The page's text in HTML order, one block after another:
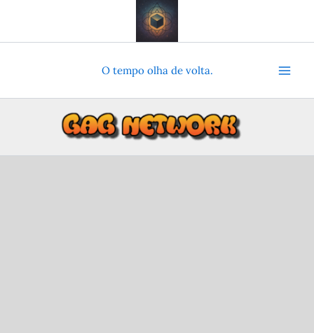
o
O tempo olha de volta.